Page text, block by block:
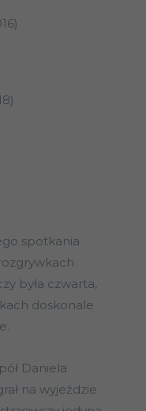
spotkania
była czwarta,
doskonale
Daniela
na wyjeździe